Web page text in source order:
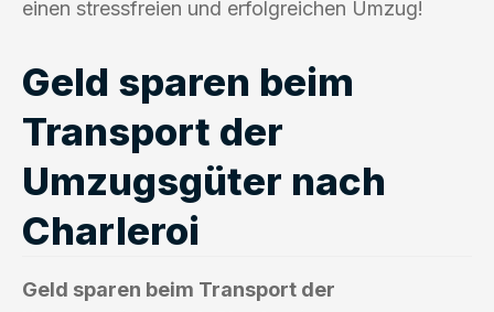
einen stressfreien und erfolgreichen Umzug!
Geld sparen beim
Transport der
Umzugsgüter nach
Charleroi
Geld sparen beim Transport der